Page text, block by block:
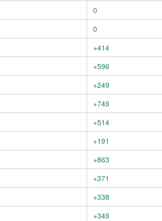
0
0
+414
+596
+249
+749
+514
+191
+863
+371
+338
+349